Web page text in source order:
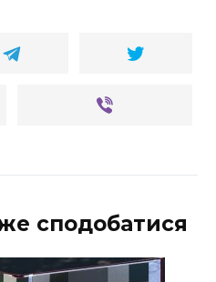
сподобатися